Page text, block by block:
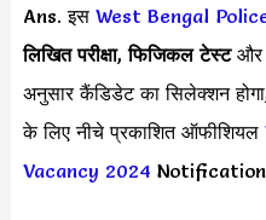
Ans. इस West Bengal
लिखित परीक्षा,फिजिकल टेस्ट और
अनुसार कैंडिडेट का सिलेक्शन
के लिए नीचे प्रकाशित ऑफीशियल
Vacancy 2024